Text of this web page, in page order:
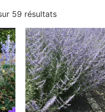
59 résultats